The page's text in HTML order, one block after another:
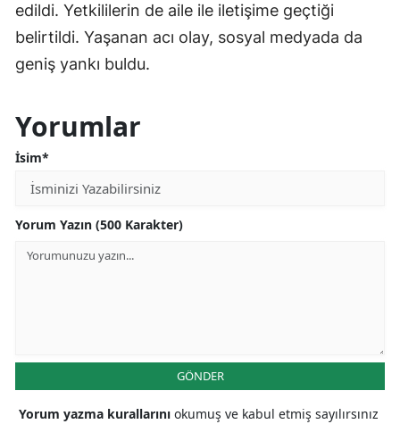
edildi. Yetkililerin de aile ile iletişime geçtiği
belirtildi. Yaşanan acı olay, sosyal medyada da
geniş yankı buldu.
Yorumlar
İsim*
Yorum Yazın (500 Karakter)
GÖNDER
Yorum yazma kurallarını okumuş ve kabul etmiş sayılırsınız